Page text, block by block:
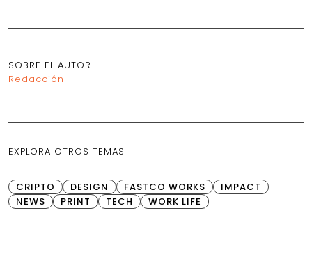
SOBRE EL AUTOR
Redacción
EXPLORA OTROS TEMAS
CRIPTO DESIGN FASTCO WORKS
IMPACT
NEWS
PRINT TECH WORK LIFE